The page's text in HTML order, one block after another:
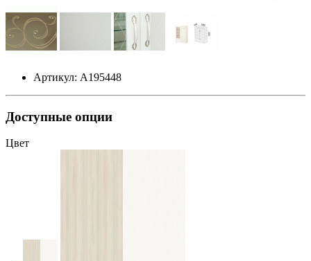
Артикул: А195448
Доступные опции
Цвет